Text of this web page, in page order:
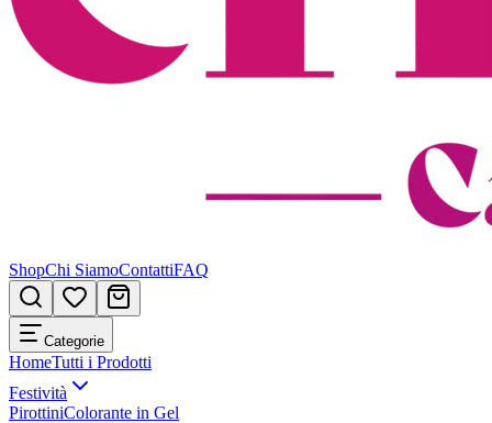
ShopChi SiamoContattiFAQ
Categorie
HomeTutti i Prodotti
Festività
PirottiniColorante in Gel